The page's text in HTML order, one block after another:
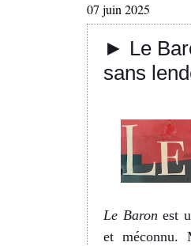
07 juin 2025
► Le
sans
Le Baron est
et